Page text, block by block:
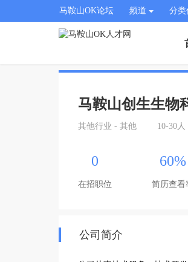
马鞍山OK论坛 频道 分类
马鞍山创生生物
其他行业 - 其他 10-30人
0
在招职位
60%
简历查看
公司简介